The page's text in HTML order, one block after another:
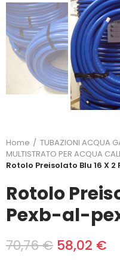
Home
TUBAZIONI ACQUA
MULTISTRATO PER ACQUA
Rotolo Preisolato Blu 16 X
Rotolo
Pexb-al-
70,76 € 58,02 €